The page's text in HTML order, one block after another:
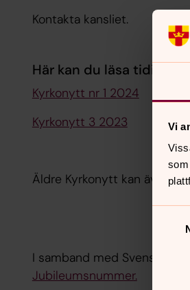
Vi
Kontakta kansliet.
Här kan du läsa tidigare
Kyrkonytt nr 1 2024
Kyrkonytt 3 2023
Äldre Kyrkonytt kan även
I samband med Svenska
Jubileumsnummer.